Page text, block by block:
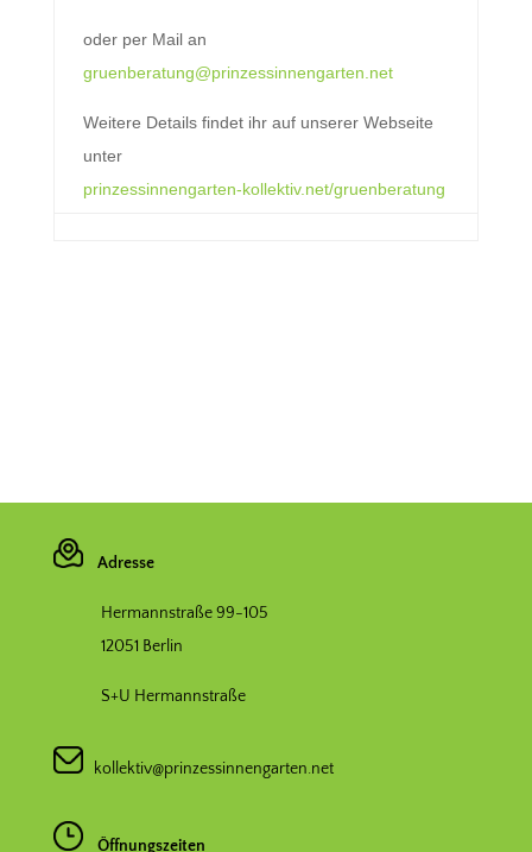
oder per Mail an
gruenberatung@prinzessinnengarten.net
Weitere Details findet ihr auf unserer Webseite
unter
prinzessinnengarten-kollektiv.net/gruenberatung
Adresse
Hermannstraße 99-105
12051 Berlin
S+U Hermannstraße
kollektiv@prinzessinnengarten.net
Öffnungszeiten